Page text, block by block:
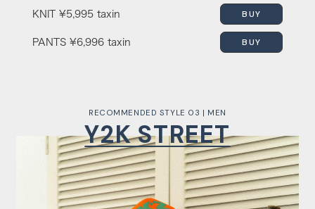
KNIT ¥5,995 taxin BUY
PANTS ¥6,996 taxin BUY
RECOMMENDED STYLE 03 | MEN
Y2K STREET